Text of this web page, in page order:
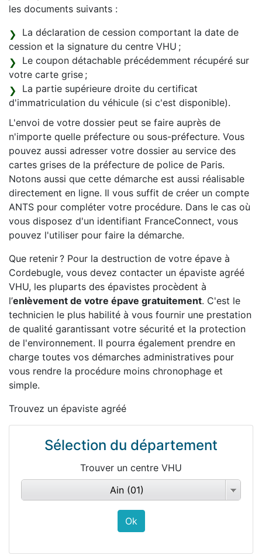
les documents suivants :
La déclaration de cession comportant la date de
cession et la signature du centre VHU ;
Le coupon détachable précédemment récupéré sur
votre carte grise ;
La partie supérieure droite du certificat
d'immatriculation du véhicule (si c'est disponible).
L'envoi de votre dossier peut se faire auprès de
n'importe quelle préfecture ou sous-préfecture. Vous
pouvez aussi adresser votre dossier au service des
cartes grises de la préfecture de police de Paris.
Notons aussi que cette démarche est aussi réalisable
directement en ligne. Il vous suffit de créer un compte
ANTS pour compléter votre procédure. Dans le cas où
vous disposez d'un identifiant FranceConnect, vous
pouvez l'utiliser pour faire la démarche.
Que retenir ? Pour la destruction de votre épave à
Cordebugle, vous devez contacter un épaviste agréé
VHU, les pluparts des épavistes procèdent à
l’enlèvement de votre épave gratuitement. C'est le
technicien le plus habilité à vous fournir une prestation
de qualité garantissant votre sécurité et la protection
de l'environnement. Il pourra également prendre en
charge toutes vos démarches administratives pour
vous rendre la procédure moins chronophage et
simple.
Trouvez un épaviste agréé
Sélection du département
Trouver un centre VHU
Ain (01)